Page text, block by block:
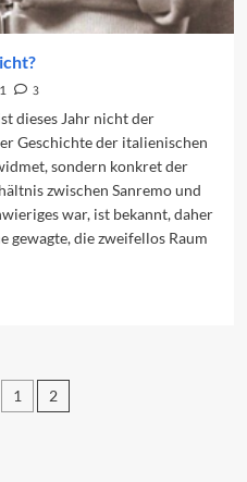
3
dieses Jahr nicht der
Geschichte der italienischen
sondern konkret der
zwischen Sanremo und
war, ist bekannt, daher
gewagte, die zweifellos Raum
1 2